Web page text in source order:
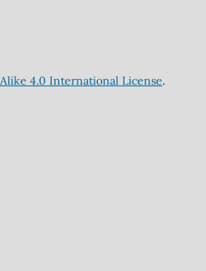
4.0 International License.